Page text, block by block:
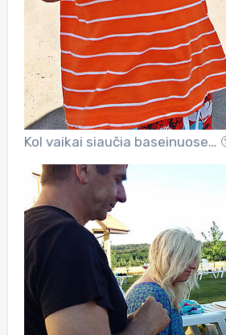
Kol vaikai siaučia baseinuose…